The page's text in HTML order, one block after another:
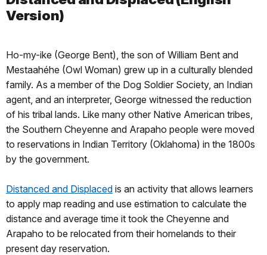
Version)
Ho-my-ike (George Bent), the son of William Bent and
Mestaahéhe (Owl Woman) grew up in a culturally blended
family. As a member of the Dog Soldier Society, an Indian
agent, and an interpreter, George witnessed the reduction
of his tribal lands. Like many other Native American tribes,
the Southern Cheyenne and Arapaho people were moved
to reservations in Indian Territory (Oklahoma) in the 1800s
by the government.
Distanced and Displaced is an activity that allows learners
to apply map reading and use estimation to calculate the
distance and average time it took the Cheyenne and
Arapaho to be relocated from their homelands to their
present day reservation.